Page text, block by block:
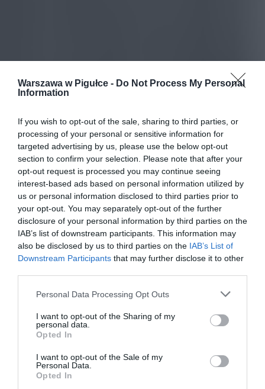
Warszawa w Pigułce - Do Not Process My Personal
Information
If you wish to opt-out of the sale, sharing to third parties, or
processing of your personal or sensitive information for
targeted advertising by us, please use the below opt-out
section to confirm your selection. Please note that after your
opt-out request is processed you may continue seeing
interest-based ads based on personal information utilized by
us or personal information disclosed to third parties prior to
your opt-out. You may separately opt-out of the further
disclosure of your personal information by third parties on the
IAB’s list of downstream participants. This information may
also be disclosed by us to third parties on the IAB’s List of
Downstream Participants that may further disclose it to other
Personal Data Processing Opt Outs
I want to opt-out of the Sharing of my
personal data.
Opted In
I want to opt-out of the Sale of my
Personal Data.
Opted In